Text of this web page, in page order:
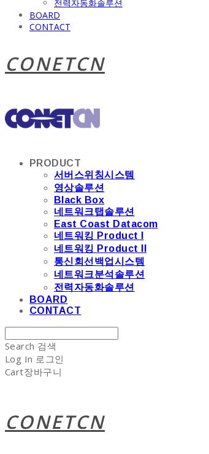
전력자동화솔루션
BOARD
CONTACT
CONETCN
PRODUCT
서버스위칭시스템
영상솔루션
Black Box
네트워크탭솔루션
East Coast Datacom
네트워킹 Product I
네트워킹 Product II
통신회선백업시스템
네트워크분석솔루션
전력자동화솔루션
BOARD
CONTACT
Search 검색
Log In 로그인
Cart장바구니
CONETCN